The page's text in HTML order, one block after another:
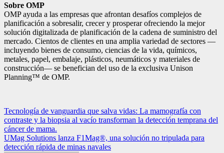
Sobre OMP
OMP ayuda a las empresas que afrontan desafíos complejos de
planificación a sobresalir, crecer y prosperar ofreciendo la mejor
solución digitalizada de planificación de la cadena de suministro del
mercado. Cientos de clientes en una amplia variedad de sectores —
incluyendo bienes de consumo, ciencias de la vida, químicos,
metales, papel, embalaje, plásticos, neumáticos y materiales de
construcción— se benefician del uso de la exclusiva Unison
Planning™ de OMP.
Navegación
de
entradas
Tecnología de vanguardia que salva vidas: La mamografía con
contraste y la biopsia al vacío transforman la detección temprana del
cáncer de mama.
UMag Solutions lanza F1Mag®, una solución no tripulada para
detección rápida de minas navales